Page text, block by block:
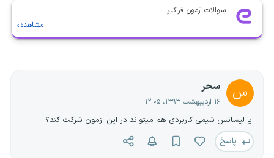
سوالات آزمون فراگیر
مشاهده
س سحر
۱۶ اردیبهشت ۱۳۹۳، ۱۲:۰۵
ایا لیسانس شیمی کاربردی هم میتواند در این ازمون شرکت کند؟
پاسخ